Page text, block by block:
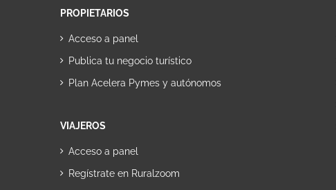
PROPIETARIOS
Acceso a panel
Publica tu negocio turístico
Plan Acelera Pymes y autónomos
VIAJEROS
Acceso a panel
Regístrate en Ruralzoom